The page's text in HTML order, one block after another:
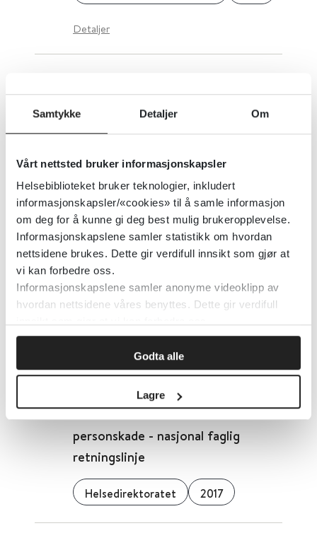
Samtykke Detaljer Om
Vårt nettsted bruker informasjonskapsler
Helsebiblioteket bruker teknologier, inkludert
informasjonskapsler/«cookies» til å samle informasjon
om deg for å kunne gi deg best mulig brukeropplevelse.
Informasjonskapslene samler statistikk om hvordan
nettsidene brukes. Dette gir verdifull innsikt som gjør at
vi kan forbedre oss.
Informasjonskapslene samler anonyme videoklipp av
hvordan nettsidene våres benyttes. Dette gir verdifull
Godta alle
Lagre
Detaljer
behandling pluss andre
schizofreni
Cochrane Library 2018
Detaljer
CBRNE-medisin på
Helsebiblioteket
CBRNE-hendelser med
personskade - nasjonal faglig
retningslinje
Helsedirektoratet 2017